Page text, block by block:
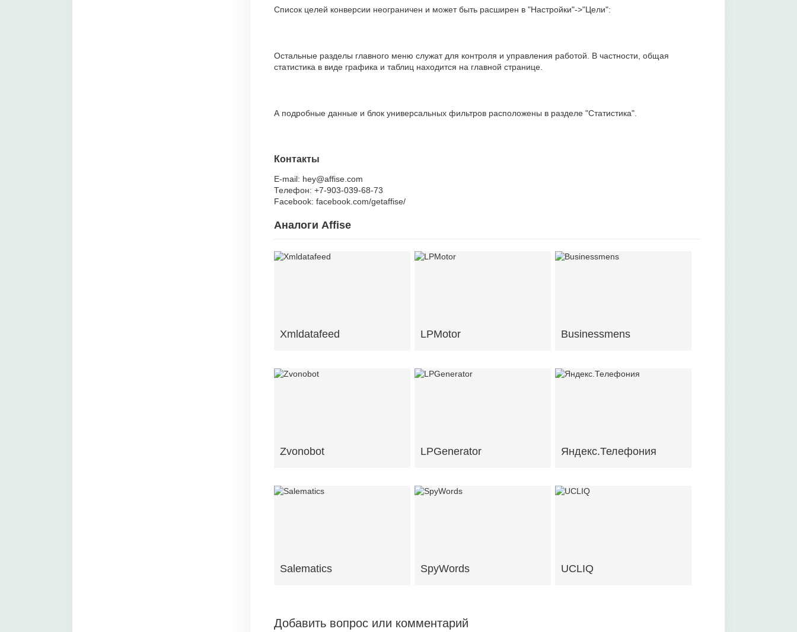
Список целей конверсии неограничен и может быть расширен в "Настройки"->"Цели":
Остальные разделы главного меню служат для контроля и управления работой. В частности, общая
статистика в виде графика и таблиц находится на главной странице.
А подробные данные и блок универсальных фильтров расположены в разделе "Статистика".
Контакты
E-mail: hey@affise.com
Телефон: +7-903-039-68-73
Facebook: facebook.com/getaffise/
Аналоги Affise
Xmldatafeed LPMotor Businessmens
Zvonobot LPGenerator Яндекс.Телефония
Salematics SpyWords UCLIQ
Добавить вопрос или комментарий